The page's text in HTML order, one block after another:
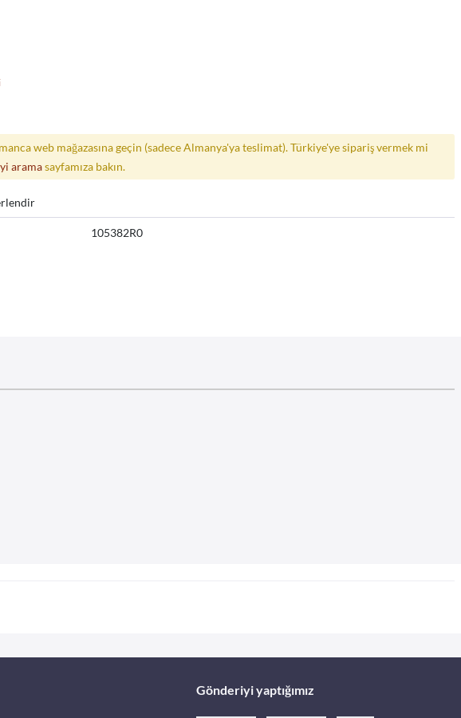
web mağazasına geçin (sadece Almanya'ya teslimat). Türkiye'ye sipariş vermek mi
aramasayfamıza bakın.
105382R0
Gönderiyi yaptığımız